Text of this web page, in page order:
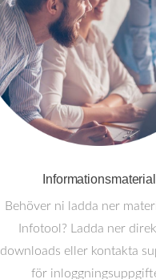
Informationsmaterial
Behöver ni ladda ner
Infotool? Ladda ner
downloads eller kontakta
för